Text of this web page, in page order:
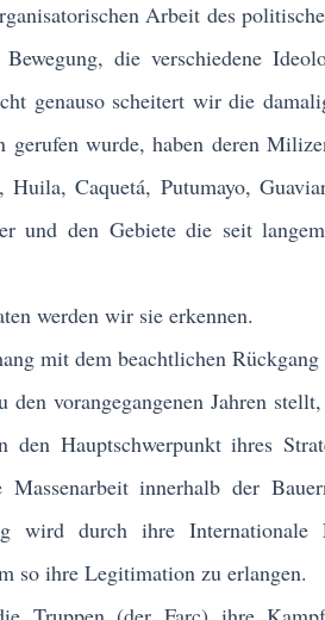
Arbeit des
die verschiedene
genauso scheitert wir die
gerufen wurde, haben deren
Caquetá, Putumayo,
und den Gebiete die seit
werden wir sie erkennen.
mit dem beachtlichen
vorangegangenen Jahren
den Hauptschwerpunkt ihres
innerhalb der
wird durch ihre Internationale
so ihre Legitimation zu erlangen.